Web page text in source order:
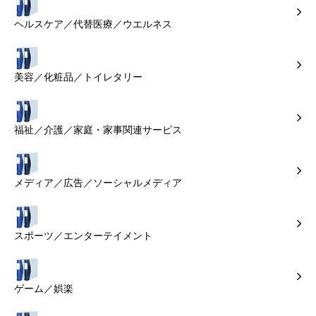
ヘルスケア／代替医療／ウエルネス
美容／化粧品／トイレタリー
福祉／介護／家庭・家事関連サービス
メディア／広告／ソーシャルメディア
スポーツ／エンターテイメント
ゲーム／娯楽